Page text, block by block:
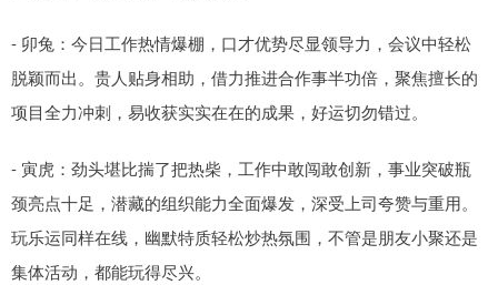
- 卯兔：今日工作热情爆棚，口才优势尽显领导力，会议中轻松
脱颖而出。贵人贴身相助，借力推进合作事半功倍，聚焦擅长的
项目全力冲刺，易收获实实在在的成果，好运切勿错过。
- 寅虎：劲头堪比揣了把热柴，工作中敢闯敢创新，事业突破瓶
颈亮点十足，潜藏的组织能力全面爆发，深受上司夸赞与重用。
玩乐运同样在线，幽默特质轻松炒热氛围，不管是朋友小聚还是
集体活动，都能玩得尽兴。